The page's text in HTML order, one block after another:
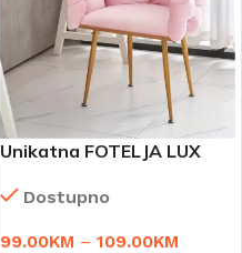
Unikatna FOTELJA LUX
Dostupno
99.00KM – 109.00KM